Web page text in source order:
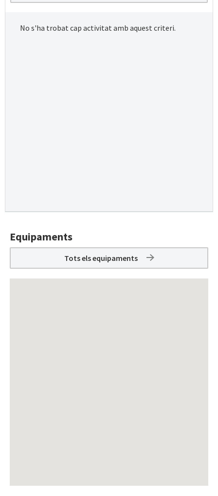
No s'ha trobat cap activitat amb aquest criteri.
Equipaments
Tots els equipaments